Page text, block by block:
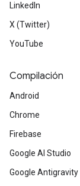
LinkedIn
X (Twitter)
YouTube
Compilación
Android
Chrome
Firebase
Google AI Studio
Google Antigravity